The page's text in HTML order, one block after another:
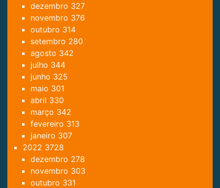
dezembro 327
novembro 376
outubro 314
setembro 280
agosto 342
julho 344
junho 325
maio 301
abril 330
março 342
fevereiro 313
janeiro 307
2022 3728
dezembro 278
novembro 303
outubro 331